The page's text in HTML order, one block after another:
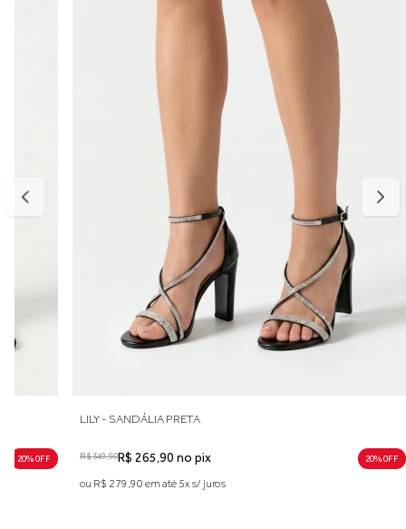
20% 0FF
LILY - SANDÁLIA PRETA
R$ 349,90R$ 265,90 no pix 20% 0FF
ou R$ 279,90 em até 5x s/ juros